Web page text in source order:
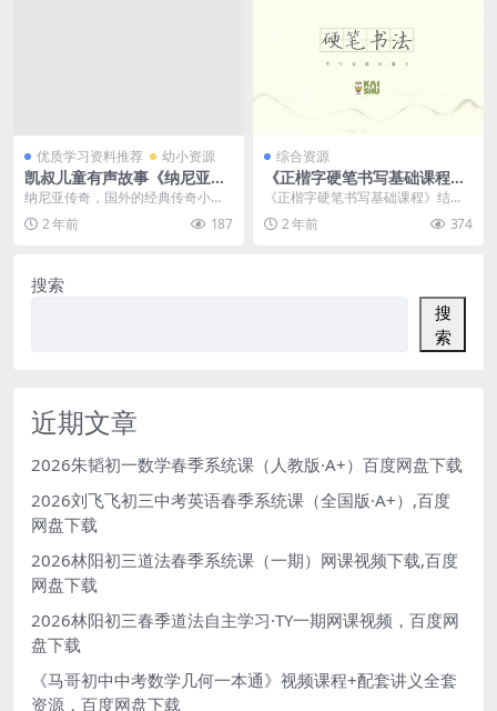
优质学习资料推荐 幼小资源
凯叔儿童有声故事《纳尼亚传
奇》1-2部完整版 mp3音频文
件，儿童故事资源百度网盘下
载
纳尼亚传奇，国外的经典传奇小
说，是非常适合孩子们，发挥想象
的一个故事。凯叔儿童有...
2 年前 187
综合资源
《正楷字硬笔书写基础课程》
+书法字帖打印版48课全，MP
4视频百度网盘下载，硬笔字
启蒙教学视频
《正楷字硬笔书写基础课程》结合
书法字帖打印版，为学习者提供了
一套全面的硬笔书法学...
2 年前 374
搜索
搜
索
近期文章
2026朱韬初一数学春季系统课（人教版·A+）百度网盘下载
2026刘飞飞初三中考英语春季系统课（全国版·A+）,百度
网盘下载
2026林阳初三道法春季系统课（一期）网课视频下载,百度
网盘下载
2026林阳初三春季道法自主学习·TY一期网课视频，百度网
盘下载
《马哥初中中考数学几何一本通》视频课程+配套讲义全套
资源，百度网盘下载